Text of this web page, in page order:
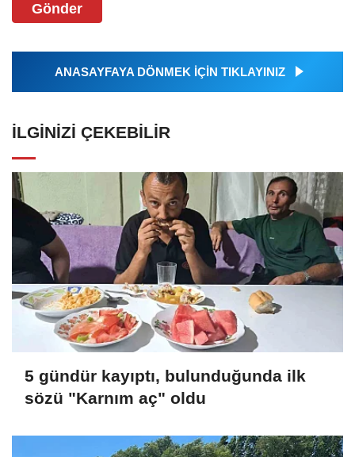
Gönder
ANASAYFAYA DÖNMEK İÇİN TIKLAYINIZ
İLGINIZI ÇEKEBILIR
5 gündür kayıptı, bulunduğunda ilk
sözü "Karnım aç" oldu